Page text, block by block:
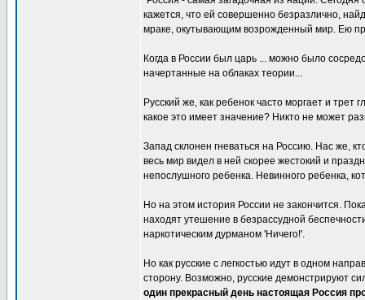
кажется, что ей совершенно безразлично,
мраке, окутывающим возрожденный мир. Ею
Когда в России был царь ... можно было
начертанные на облаках теории...
Русский же, как ребенок часто моргает и
какое это имеет значение? Никто не может
Запад склонен гневаться на Россию. Нас же,
весь мир видел в ней скорее жестокий и
непослушного ребенка. Невинного ребенка,
Но на этом история России не закончится.
находят утешение в безрассудной
наркотическим дурманом 'Ничего!'.
Но как русские с легкостью идут в одном
сторону. Возможно, русские демонстрируют
один прекрасный день настоящая Россия